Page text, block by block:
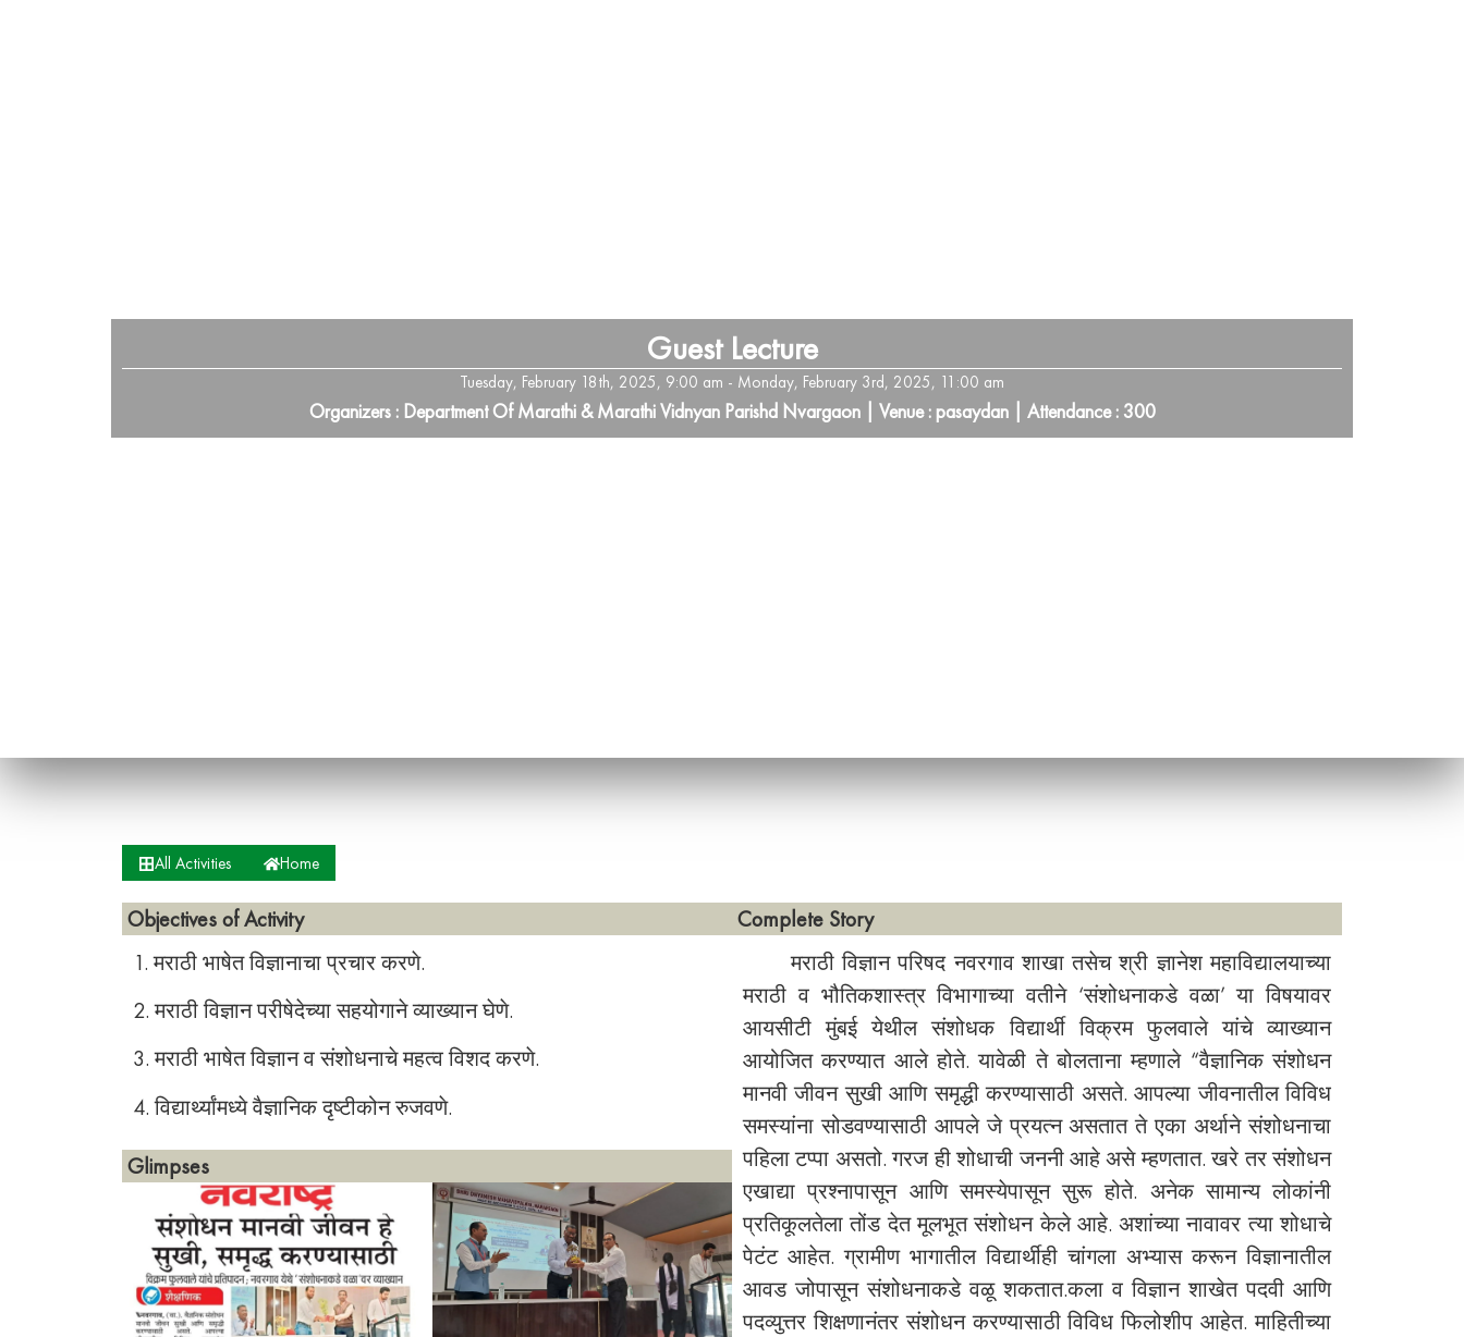
Guest Lecture
Tuesday, February 18th, 2025, 9:00 am - Monday, February 3rd, 2025, 11:00 am
Organizers : Department Of Marathi & Marathi Vidnyan Parishd Nvargaon | Venue : pasaydan | Attendance : 300
All Activities Home
Objectives of Activity
1. मराठी भाषेत विज्ञानाचा प्रचार करणे.
2. मराठी विज्ञान परीषेदेच्या सहयोगाने व्याख्यान घेणे.
3. मराठी भाषेत विज्ञान व संशोधनाचे महत्व विशद करणे.
4. विद्यार्थ्यांमध्ये वैज्ञानिक दृष्टीकोन रुजवणे.
Glimpses
Complete Story
मराठी विज्ञान परिषद नवरगाव शाखा तसेच श्री ज्ञानेश महाविद्यालयाच्या
मराठी व भौतिकशास्त्र विभागाच्या वतीने ‘संशोधनाकडे वळा’ या विषयावर
आयसीटी मुंबई येथील संशोधक विद्यार्थी विक्रम फुलवाले यांचे व्याख्यान
आयोजित करण्यात आले होते. यावेळी ते बोलताना म्हणाले “वैज्ञानिक संशोधन
मानवी जीवन सुखी आणि समृद्धी करण्यासाठी असते. आपल्या जीवनातील विविध
समस्यांना सोडवण्यासाठी आपले जे प्रयत्न असतात ते एका अर्थाने संशोधनाचा
पहिला टप्पा असतो. गरज ही शोधाची जननी आहे असे म्हणतात. खरे तर संशोधन
एखाद्या प्रश्नापासून आणि समस्येपासून सुरू होते. अनेक सामान्य लोकांनी
प्रतिकूलतेला तोंड देत मूलभूत संशोधन केले आहे. अशांच्या नावावर त्या शोधाचे
पेटंट आहेत. ग्रामीण भागातील विद्यार्थीही चांगला अभ्यास करून विज्ञानातील
आवड जोपासून संशोधनाकडे वळू शकतात.कला व विज्ञान शाखेत पदवी आणि
पदव्युत्तर शिक्षणानंतर संशोधन करण्यासाठी विविध फिलोशीप आहेत. माहितीच्या